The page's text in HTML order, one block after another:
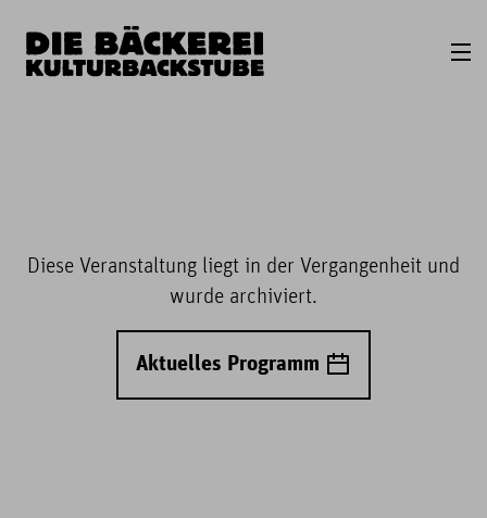
Diese Veranstaltung liegt in der Vergangenheit und
wurde archiviert.
Aktuelles Programm